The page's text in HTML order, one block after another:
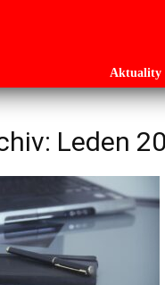
Aktuality
Leden